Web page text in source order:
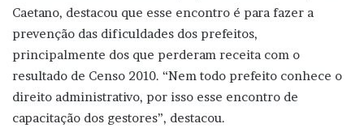
Caetano, destacou que esse encontro é para fazer a
prevenção das dificuldades dos prefeitos,
principalmente dos que perderam receita com o
resultado de Censo 2010. “Nem todo prefeito conhece o
direito administrativo, por isso esse encontro de
capacitação dos gestores”, destacou.